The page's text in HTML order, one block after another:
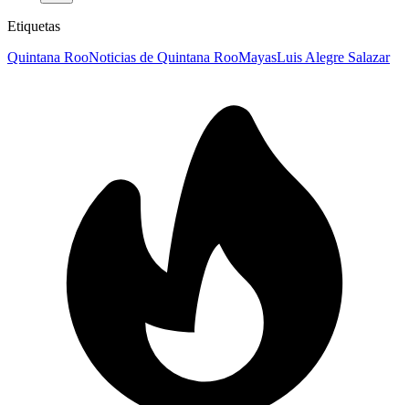
Etiquetas
Quintana RooNoticias de Quintana RooMayasLuis Alegre Salazar